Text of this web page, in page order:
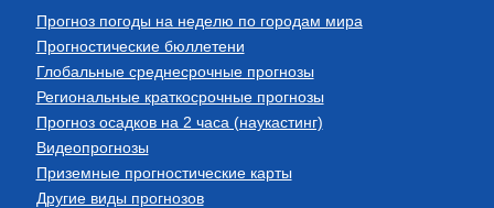
Прогноз погоды на неделю по городам мира
Прогностические бюллетени
Глобальные среднесрочные прогнозы
Региональные краткосрочные прогнозы
Прогноз осадков на 2 часа (наукастинг)
Видеопрогнозы
Приземные прогностические карты
Другие виды прогнозов